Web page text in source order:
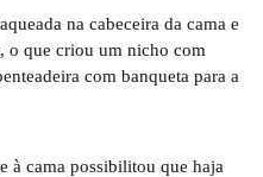
na cabeceira da cama e
o que criou um nicho com
com banqueta para a
à cama possibilitou que haja